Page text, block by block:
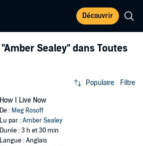
Découvrir
"Amber Sealey" dans Toutes
Populaire Filtre
How I Live Now
De : Meg Rosoff
Lu par :Amber Sealey
Durée : 3 h et 30 min
Langue : Anglais